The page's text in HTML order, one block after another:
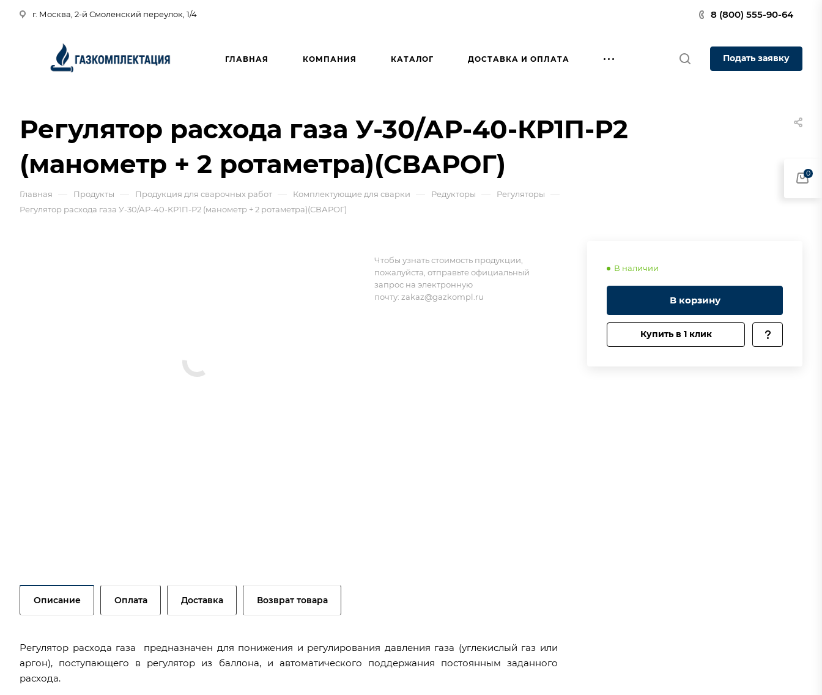
г. Москва, 2-й Смоленский переулок, 1/4 8 (800) 555-90-64
ГЛАВНАЯ КОМПАНИЯ КАТАЛОГ ДОСТАВКА И ОПЛАТА Подать заявку
Регулятор расхода газа У-30/АР-40-КР1П-Р2
(манометр + 2 ротаметра)(СВАРОГ)
Главная — Продукты — Продукция для сварочных работ — Комплектующие для сварки — Редукторы — Регуляторы —
Регулятор расхода газа У-30/АР-40-КР1П-Р2 (манометр + 2 ротаметра)(СВАРОГ)
В наличии
В корзину
Купить в 1 клик
Чтобы узнать стоимость продукции,
пожалуйста, отправьте официальный
запрос на электронную
почту: zakaz@gazkompl.ru
Описание Оплата Доставка Возврат товара
Регулятор расхода газа предназначен для понижения и регулирования давления газа (углекислый газ или
аргон), поступающего в регулятор из баллона, и автоматического поддержания постоянным заданного
расхода.
0